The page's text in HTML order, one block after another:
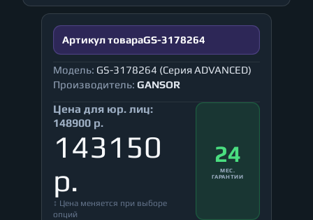
Артикул товараGS-3178264
Модель: GS-3178264 (Серия ADVANCED)
Производитель: GANSOR
Цена для юр. лиц:
148900 р.
143150
р.
↕ Цена меняется при выборе
опций
24
МЕС.
ГАРАНТИИ